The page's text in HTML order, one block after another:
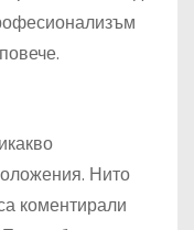
Нито
коментирали